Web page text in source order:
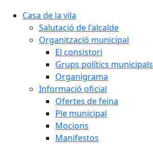
Casa de la vila
Salutació de l'alcalde
Organització municipal
El consistori
Grups polítics municipals
Organigrama
Informació oficial
Ofertes de feina
Ple municipal
Mocions
Manifestos